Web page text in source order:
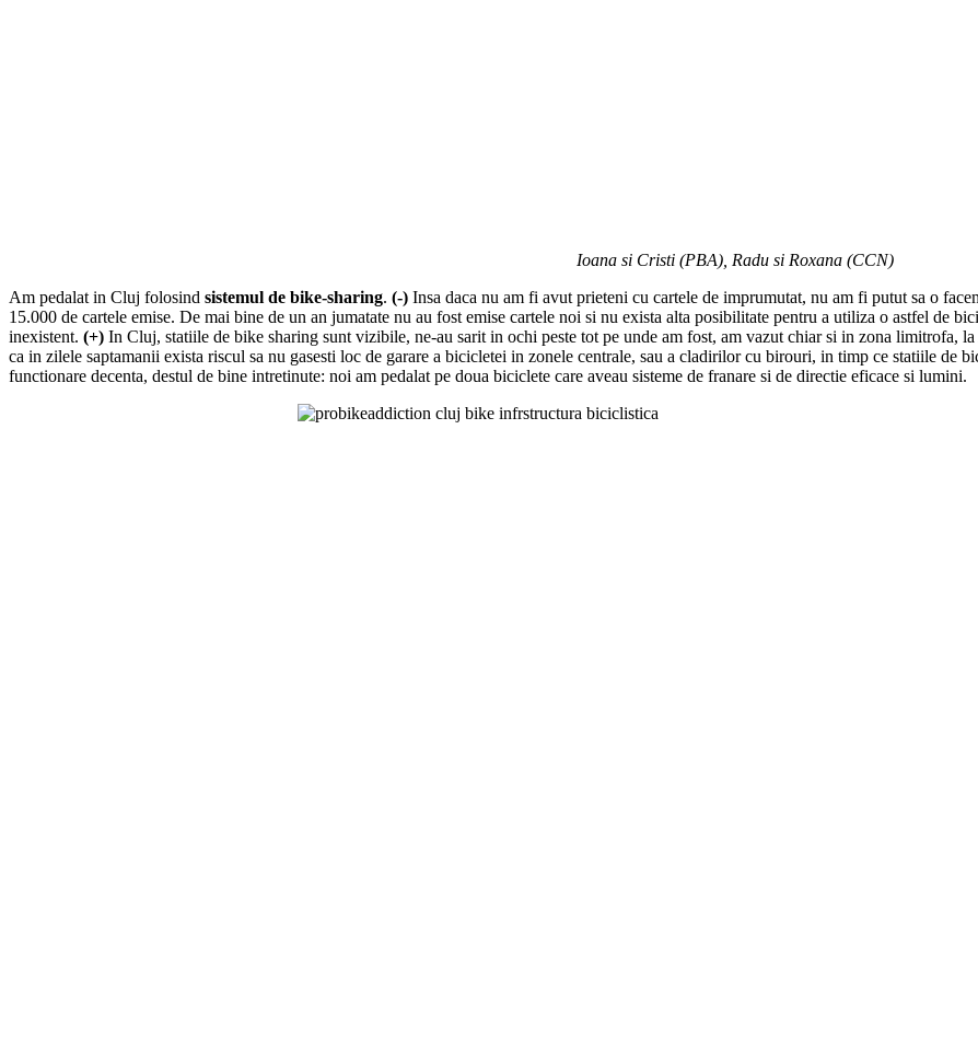
Ioana si Cristi (PBA), Radu si Roxana (CCN)
Am pedalat in Cluj folosind sistemul de bike-sharing. (-) Insa daca nu am fi avut prieteni cu cartele de imprumutat, nu am fi putut sa o
15.000 de cartele emise. De mai bine de un an jumatate nu au fost emise cartele noi si nu exista alta posibilitate pentru a utiliza o astfel de
inexistent. (+) In Cluj, statiile de bike sharing sunt vizibile, ne-au sarit in ochi peste tot pe unde am fost, am vazut chiar si in zona limitrofa,
ca in zilele saptamanii exista riscul sa nu gasesti loc de garare a bicicletei in zonele centrale, sau a cladirilor cu birouri, in timp ce statiile de
functionare decenta, destul de bine intretinute: noi am pedalat pe doua biciclete care aveau sisteme de franare si de directie eficace si lumini.